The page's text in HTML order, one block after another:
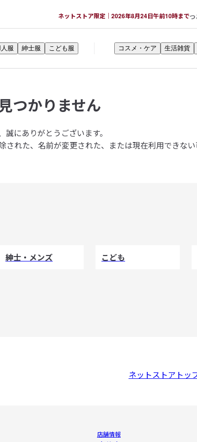
ネットストア限定｜2026年8月24日午前10時までつ
服 紳士服 こども服 コスメ・ケア 生活雑貨
つかりません
にありがとうございます。
れた、名前が変更された、または現在利用できない
紳士・メンズ こども
ネットストアトッ
店舗情報